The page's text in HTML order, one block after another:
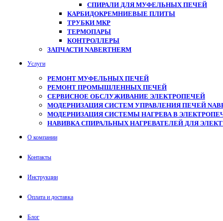
СПИРАЛИ ДЛЯ МУФЕЛЬНЫХ ПЕЧЕЙ
КАРБИДОКРЕМНИЕВЫЕ ПЛИТЫ
ТРУБКИ МКР
ТЕРМОПАРЫ
КОНТРОЛЛЕРЫ
ЗАПЧАСТИ NABERTHERM
Услуги
РЕМОНТ МУФЕЛЬНЫХ ПЕЧЕЙ
РЕМОНТ ПРОМЫШЛЕННЫХ ПЕЧЕЙ
СЕРВИСНОЕ ОБСЛУЖИВАНИЕ ЭЛЕКТРОПЕЧЕЙ
МОДЕРНИЗАЦИЯ СИСТЕМ УПРАВЛЕНИЯ ПЕЧЕЙ
МОДЕРНИЗАЦИЯ СИСТЕМЫ НАГРЕВА В
НАВИВКА СПИРАЛЬНЫХ НАГРЕВАТЕЛЕЙ ДЛЯ
О компании
Контакты
Инструкции
Оплата и доставка
Блог